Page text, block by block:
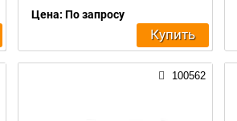
Цена: По запросу
Купить
100562